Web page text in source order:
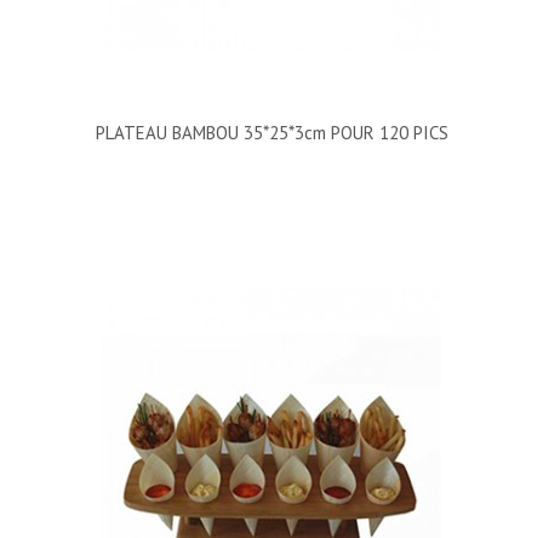
PLATEAU BAMBOU 35*25*3cm POUR 120 PICS